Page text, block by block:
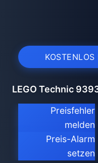
KOSTENLOS
LEGO Technic
Preisfehler
melden
Preis-Alarm
setzen